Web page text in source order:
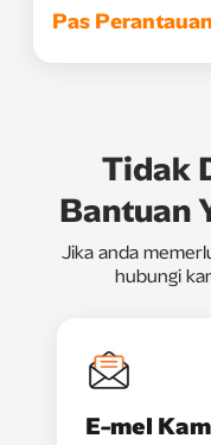
Pas
Tidak
Bantuan
Jika anda
hubungi
E-mel